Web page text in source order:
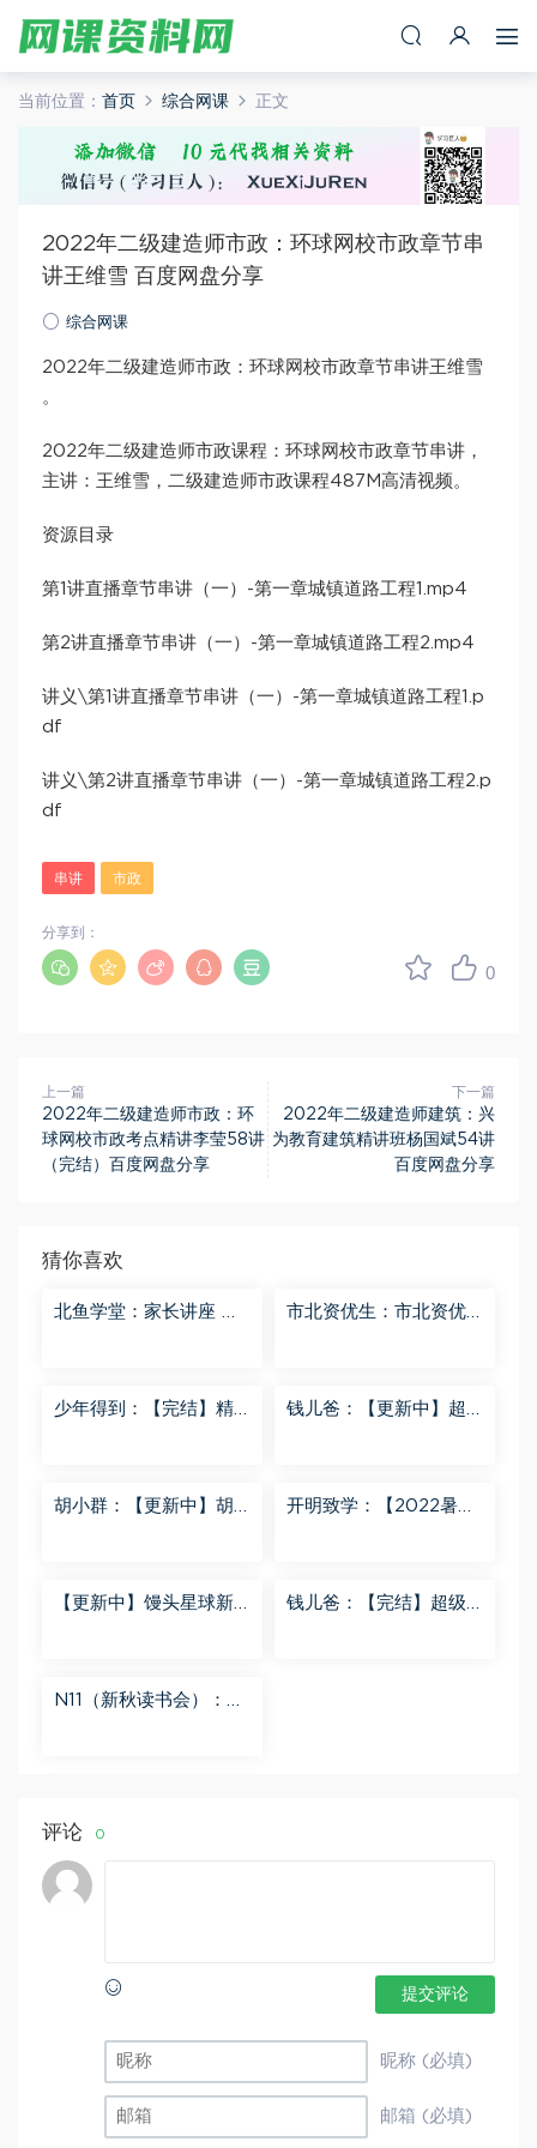
当前位置： 首页 综合网课 正文
2022年二级建造师市政：环球网校市政章节串
讲王维雪 百度网盘分享
综合网课
2022年二级建造师市政：环球网校市政章节串讲王维雪
。
2022年二级建造师市政课程：环球网校市政章节串讲，
主讲：王维雪，二级建造师市政课程487M高清视频。
资源目录
第1讲直播章节串讲（一）-第一章城镇道路工程1.mp4
第2讲直播章节串讲（一）-第一章城镇道路工程2.mp4
讲义\第1讲直播章节串讲（一）-第一章城镇道路工程1.p
df
讲义\第2讲直播章节串讲（一）-第一章城镇道路工程2.p
df
串讲 市政
0
分享到：
上一篇
2022年二级建造师市政：环
球网校市政考点精讲李莹58讲
（完结）百度网盘分享
下一篇
2022年二级建造师建筑：兴
为教育建筑精讲班杨国斌54讲
百度网盘分享
猜你喜欢
北鱼学堂：家长讲座 百
市北资优生：市北资优
少年得到：【完结】精
钱儿爸：【更新中】超
胡小群：【更新中】胡
开明致学：【2022暑
【更新中】馒头星球新
钱儿爸：【完结】超级
N11（新秋读书会）：
评论 0
提交评论
昵称 (必填)
邮箱 (必填)